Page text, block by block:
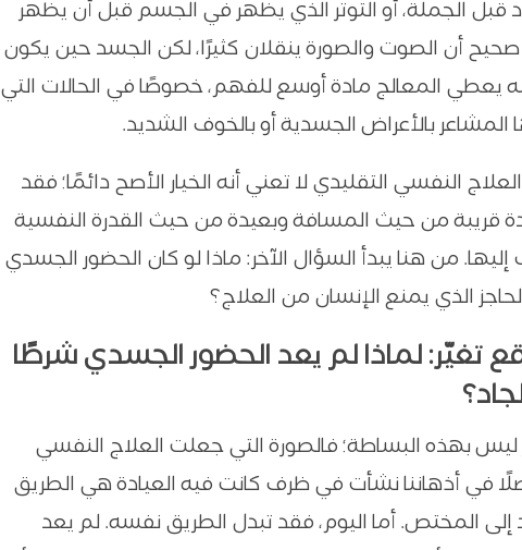
قبل الجملة، أو التوتر الذي يظهر في الجسم قبل أن يظهر
صحيح أن الصوت والصورة ينقلان كثيرًا، لكن الجسد حين يكون
يعطي المعالج مادة أوسع للفهم، خصوصًا في الحالات التي
المشاعر بالأعراض الجسدية أو بالخوف الشديد.
النفسي التقليدي لا تعني أنه الخيار الأصح دائمًا؛ فقد
قريبة من حيث المسافة وبعيدة من حيث القدرة النفسية
إليها. من هنا يبدأ السؤال الآخر: ماذا لو كان الحضور الجسدي
الذي يمنع الإنسان من العلاج؟
تغيّر: لماذا لم يعد الحضور الجسدي شرطًا
ليس بهذه البساطة؛ فالصورة التي جعلت العلاج النفسي
في أذهاننا نشأت في ظرف كانت فيه العيادة هي الطريق
إلى المختص. أما اليوم، فقد تبدل الطريق نفسه. لم يعد